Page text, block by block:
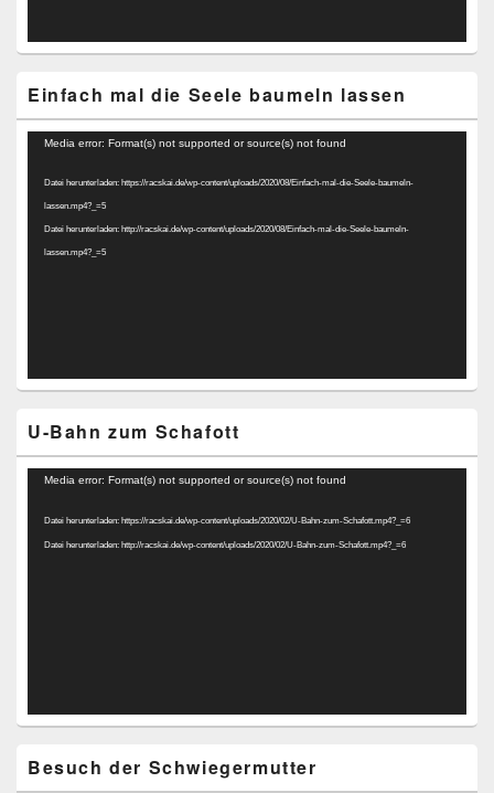
Einfach mal die Seele baumeln lassen
Video-
Media error: Format(s) not supported or source(s) not found
Datei herunterladen: https://racskai.de/wp-content/uploads/2020/08/Einfach-mal-die-Seele-baumeln-
lassen.mp4?_=5
Datei herunterladen: http://racskai.de/wp-content/uploads/2020/08/Einfach-mal-die-Seele-baumeln-
lassen.mp4?_=5
U-Bahn zum Schafott
Video-
Media error: Format(s) not supported or source(s) not found
Datei herunterladen: https://racskai.de/wp-content/uploads/2020/02/U-Bahn-zum-Schafott.mp4?_=6
Datei herunterladen: http://racskai.de/wp-content/uploads/2020/02/U-Bahn-zum-Schafott.mp4?_=6
Besuch der Schwiegermutter